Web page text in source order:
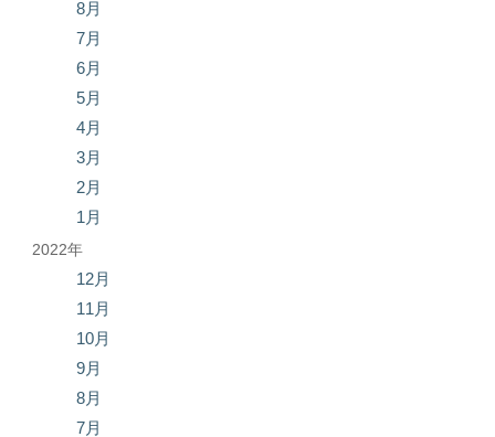
8月
7月
6月
5月
4月
3月
2月
1月
2022年
12月
11月
10月
9月
8月
7月